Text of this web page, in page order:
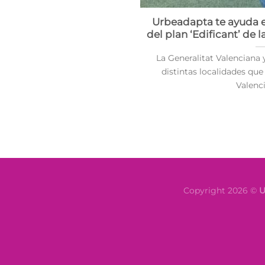
Urbeadapta te ayuda
del plan ‘Edificant’ de
La Generalitat
distintas localidades
Copyright 2026 ©